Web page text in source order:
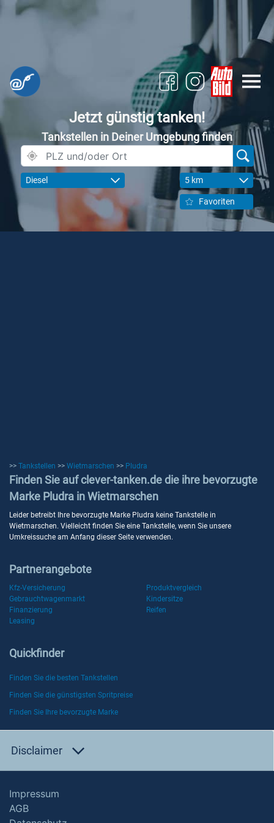
Jetzt günstig tanken!
Tankstellen in Deiner Umgebung finden
Diesel 5 km
Favoriten
>> Tankstellen >> Wietmarschen >> Pludra
Finden Sie auf clever-tanken.de die ihre bevorzugte
Marke Pludra in Wietmarschen
Leider betreibt Ihre bevorzugte Marke Pludra keine Tankstelle in
Wietmarschen. Vielleicht finden Sie eine Tankstelle, wenn Sie unsere
Umkreissuche am Anfang dieser Seite verwenden.
Partnerangebote
Kfz-Versicherung
Produktvergleich
Gebrauchtwagenmarkt
Kindersitze
Finanzierung
Reifen
Leasing
Quickfinder
Finden Sie die besten Tankstellen
Finden Sie die günstigsten Spritpreise
Finden Sie Ihre bevorzugte Marke
Disclaimer
Impressum
AGB